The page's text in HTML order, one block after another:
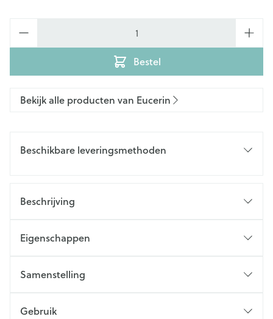
Bestel
Bekijk alle producten van Eucerin
Beschikbare leveringsmethoden
Beschrijving
Eigenschappen
Samenstelling
Gebruik